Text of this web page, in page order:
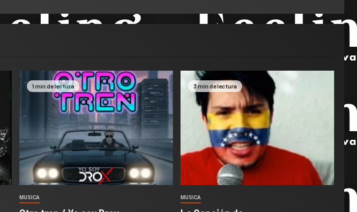
1 min de lectura
MUSICA
3 min de lectura
MUSICA